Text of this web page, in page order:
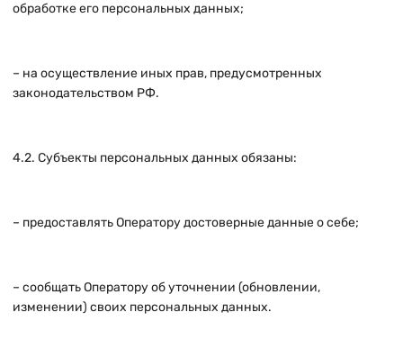
обработке его персональных данных;
– на осуществление иных прав, предусмотренных
законодательством РФ.
4.2. Субъекты персональных данных обязаны:
– предоставлять Оператору достоверные данные о себе;
– сообщать Оператору об уточнении (обновлении,
изменении) своих персональных данных.